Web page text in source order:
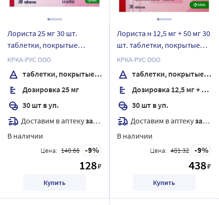
Лориста 25 мг 30 шт.
таблетки, покрытые
пленочной оболочкой
КРКА-РУС ООО
таблетки, покрытые пленочной оболочкой
Дозировка 25 мг
30 шт в уп.
Доставим в аптекузавтра
В наличии
Цена: 140.66 9
128₽
Купить
Лориста н 12,5 мг + 50 мг 30
шт. таблетки, покрытые
пленочной оболочкой
КРКА-РУС ООО
таблетки, покрытые пленочной оболочкой
Дозировка 12,5 мг + 50 мг
30 шт в уп.
Доставим в аптекузавтра
В наличии
Цена: 481.32 9
438₽
Купить